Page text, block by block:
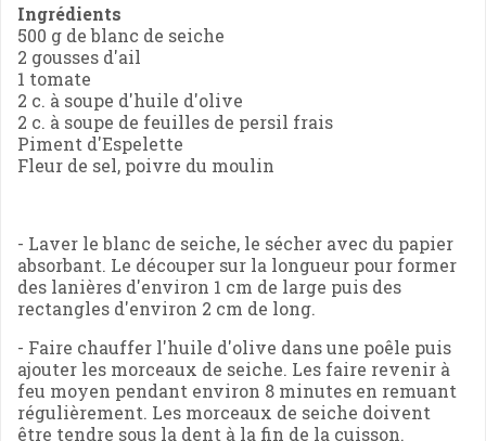
Ingrédients
500 g de blanc de seiche
2 gousses d'ail
1 tomate
2 c. à soupe d'huile d'olive
2 c. à soupe de feuilles de persil frais
Piment d'Espelette
Fleur de sel, poivre du moulin
- Laver le blanc de seiche, le sécher avec du papier
absorbant. Le découper sur la longueur pour former
des lanières d'environ 1 cm de large puis des
rectangles d'environ 2 cm de long.
- Faire chauffer l'huile d'olive dans une poêle puis
ajouter les morceaux de seiche. Les faire revenir à
feu moyen pendant environ 8 minutes en remuant
régulièrement. Les morceaux de seiche doivent
être tendre sous la dent à la fin de la cuisson.